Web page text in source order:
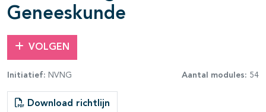
Geneeskunde
VOLGEN
Initiatief: NVNG Aantal modules: 54
Download richtlijn
open- en dichtklappen